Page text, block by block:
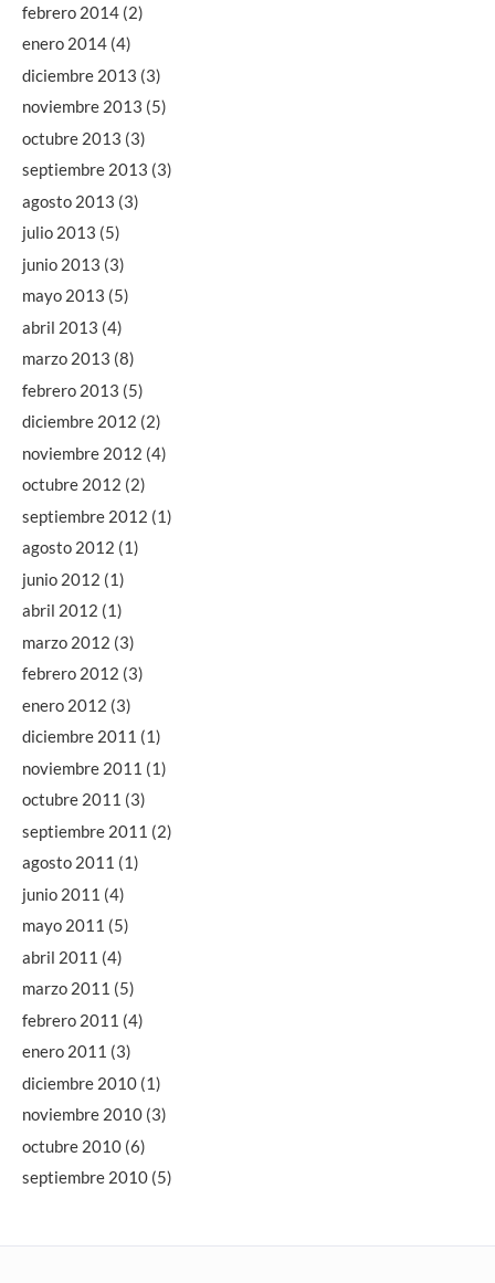
febrero 2014 (2)
enero 2014 (4)
diciembre 2013 (3)
noviembre 2013 (5)
octubre 2013 (3)
septiembre 2013 (3)
agosto 2013 (3)
julio 2013 (5)
junio 2013 (3)
mayo 2013 (5)
abril 2013 (4)
marzo 2013 (8)
febrero 2013 (5)
diciembre 2012 (2)
noviembre 2012 (4)
octubre 2012 (2)
septiembre 2012 (1)
agosto 2012 (1)
junio 2012 (1)
abril 2012 (1)
marzo 2012 (3)
febrero 2012 (3)
enero 2012 (3)
diciembre 2011 (1)
noviembre 2011 (1)
octubre 2011 (3)
septiembre 2011 (2)
agosto 2011 (1)
junio 2011 (4)
mayo 2011 (5)
abril 2011 (4)
marzo 2011 (5)
febrero 2011 (4)
enero 2011 (3)
diciembre 2010 (1)
noviembre 2010 (3)
octubre 2010 (6)
septiembre 2010 (5)